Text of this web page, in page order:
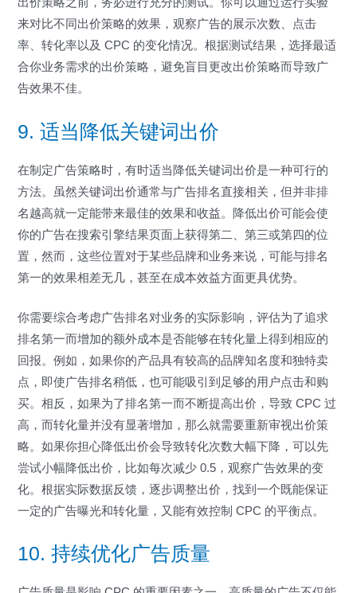
出价策略之前，务必进行充分的测试。你可以通过运行实验
来对比不同出价策略的效果，观察广告的展示次数、点击
率、转化率以及 CPC 的变化情况。根据测试结果，选择最适
合你业务需求的出价策略，避免盲目更改出价策略而导致广
告效果不佳。
9. 适当降低关键词出价
在制定广告策略时，有时适当降低关键词出价是一种可行的
方法。虽然关键词出价通常与广告排名直接相关，但并非排
名越高就一定能带来最佳的效果和收益。降低出价可能会使
你的广告在搜索引擎结果页面上获得第二、第三或第四的位
置，然而，这些位置对于某些品牌和业务来说，可能与排名
第一的效果相差无几，甚至在成本效益方面更具优势。
你需要综合考虑广告排名对业务的实际影响，评估为了追求
排名第一而增加的额外成本是否能够在转化量上得到相应的
回报。例如，如果你的产品具有较高的品牌知名度和独特卖
点，即使广告排名稍低，也可能吸引到足够的用户点击和购
买。相反，如果为了排名第一而不断提高出价，导致 CPC 过
高，而转化量并没有显著增加，那么就需要重新审视出价策
略。如果你担心降低出价会导致转化次数大幅下降，可以先
尝试小幅降低出价，比如每次减少 0.5，观察广告效果的变
化。根据实际数据反馈，逐步调整出价，找到一个既能保证
一定的广告曝光和转化量，又能有效控制 CPC 的平衡点。
10. 持续优化广告质量